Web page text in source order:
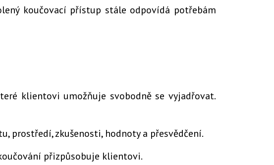
koučovací přístup stále odpovídá potřebám
klientovi umožňuje svobodně se vyjadřovat.
prostředí, zkušenosti, hodnoty a přesvědčení.
přizpůsobuje klientovi.